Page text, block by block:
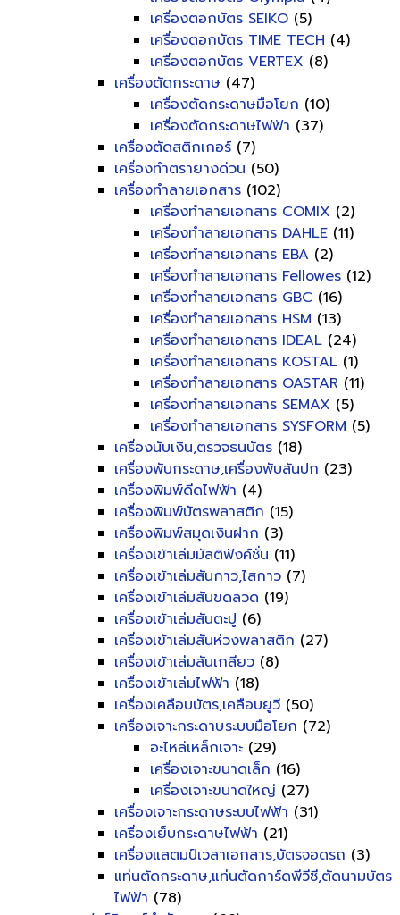
เครื่องตอกบัตร SEIKO (5)
เครื่องตอกบัตร TIME TECH (4)
เครื่องตอกบัตร VERTEX (8)
เครื่องตัดกระดาษ (47)
เครื่องตัดกระดาษมือโยก (10)
เครื่องตัดกระดาษไฟฟ้า (37)
เครื่องตัดสติกเกอร์ (7)
เครื่องทำตรายางด่วน (50)
เครื่องทำลายเอกสาร (102)
เครื่องทำลายเอกสาร COMIX (2)
เครื่องทำลายเอกสาร DAHLE (11)
เครื่องทำลายเอกสาร EBA (2)
เครื่องทำลายเอกสาร Fellowes (12)
เครื่องทำลายเอกสาร GBC (16)
เครื่องทำลายเอกสาร HSM (13)
เครื่องทำลายเอกสาร IDEAL (24)
เครื่องทำลายเอกสาร KOSTAL (1)
เครื่องทำลายเอกสาร OASTAR (11)
เครื่องทำลายเอกสาร SEMAX (5)
เครื่องทำลายเอกสาร SYSFORM (5)
เครื่องนับเงิน,ตรวจธนบัตร (18)
เครื่องพับกระดาษ,เครื่องพับสันปก (23)
เครื่องพิมพ์ดีดไฟฟ้า (4)
เครื่องพิมพ์บัตรพลาสติก (15)
เครื่องพิมพ์สมุดเงินฝาก (3)
เครื่องเข้าเล่มมัลติฟังค์ชั่น (11)
เครื่องเข้าเล่มสันกาว,ไสกาว (7)
เครื่องเข้าเล่มสันขดลวด (19)
เครื่องเข้าเล่มสันตะปู (6)
เครื่องเข้าเล่มสันห่วงพลาสติก (27)
เครื่องเข้าเล่มสันเกลียว (8)
เครื่องเข้าเล่มไฟฟ้า (18)
เครื่องเคลือบบัตร,เคลือบยูวี (50)
เครื่องเจาะกระดาษระบบมือโยก (72)
อะไหล่เหล็กเจาะ (29)
เครื่องเจาะขนาดเล็ก (16)
เครื่องเจาะขนาดใหญ่ (27)
เครื่องเจาะกระดาษระบบไฟฟ้า (31)
เครื่องเย็บกระดาษไฟฟ้า (21)
เครื่องแสตมป์เวลาเอกสาร,บัตรจอดรถ (3)
แท่นตัดกระดาษ,แท่นตัดการ์ดพีวีซี,ตัดนามบัตร
ไฟฟ้า (78)